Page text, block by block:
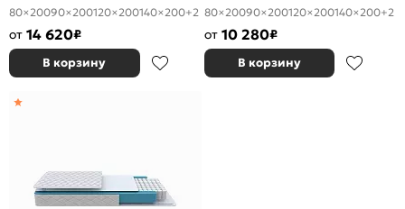
80×20090×200120×200140×200+2
от 14 620₽
В корзину
80×20090×200120×200140×200+2
от 10 280₽
В корзину